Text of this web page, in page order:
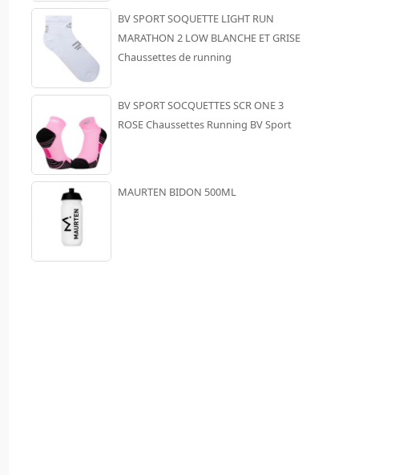
BV SPORT SOQUETTE LIGHT RUN
MARATHON 2 LOW BLANCHE ET GRISE
Chaussettes de running
BV SPORT SOCQUETTES SCR ONE 3
ROSE Chaussettes Running BV Sport
MAURTEN BIDON 500ML